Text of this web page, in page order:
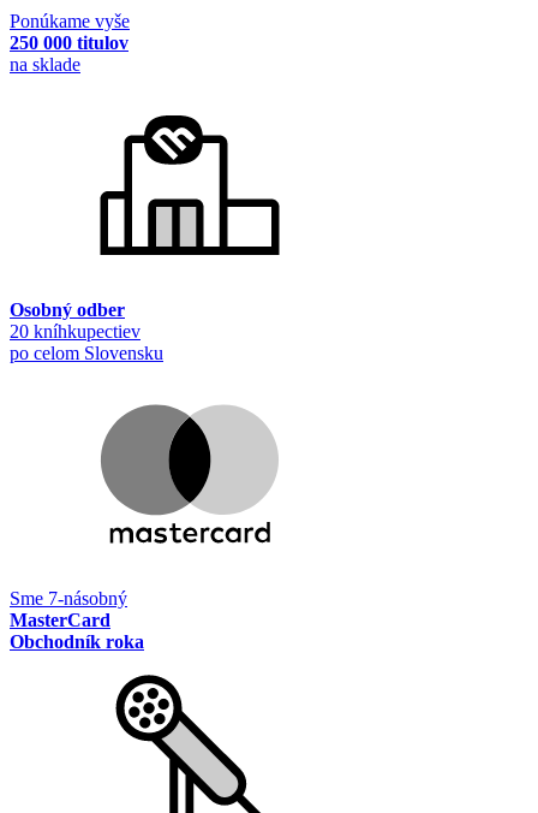
Ponúkame vyše
250 000 titulov
na sklade
Osobný odber
20 kníhkupectiev
po celom Slovensku
Sme 7-násobný
MasterCard
Obchodník roka